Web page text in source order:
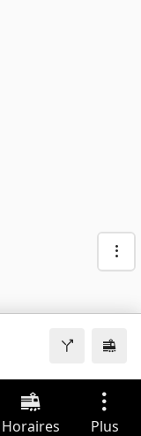
Horaires Plus